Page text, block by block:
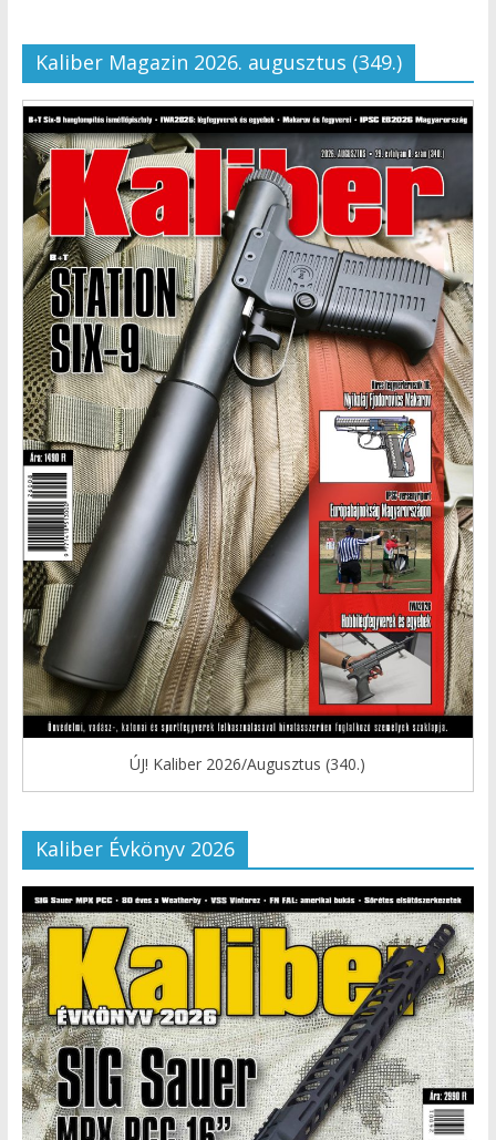
Kaliber Magazin 2026. augusztus (349.)
ÚJ! Kaliber 2026/Augusztus (340.)
Kaliber Évkönyv 2026